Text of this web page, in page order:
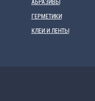
ГЕРМЕТИКИ
КЛЕИ И ЛЕНТЫ